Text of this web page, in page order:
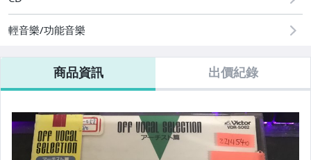
輕音樂/功能音樂
商品資訊 出價紀錄